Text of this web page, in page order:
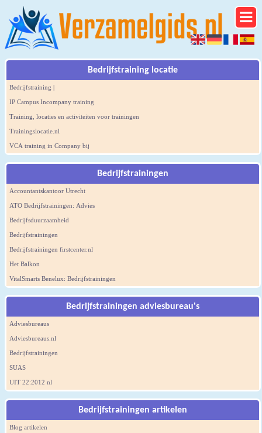
Bedrijfstraining locatie
Bedrijfstraining |
IP Campus Incompany training
Training, locaties en activiteiten voor trainingen
Trainingslocatie.nl
VCA training in Company bij
Bedrijfstrainingen
Accountantskantoor Utrecht
ATO Bedrijfstrainingen: Advies
Bedrijfsduurzaamheid
Bedrijfstrainingen
Bedrijfstrainingen firstcenter.nl
Het Balkon
VitalSmarts Benelux: Bedrijfstrainingen
Bedrijfstrainingen adviesbureau's
Adviesbureaus
Adviesbureaus.nl
Bedrijfstrainingen
SUAS
UIT 22:2012 nl
Bedrijfstrainingen artikelen
Blog artikelen